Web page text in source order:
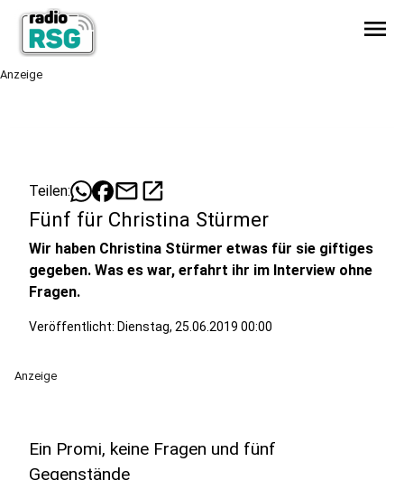
menu
Anzeige
Teilen: mailopen_in_new
Fünf für Christina Stürmer
Wir haben Christina Stürmer etwas für sie giftiges
gegeben. Was es war, erfahrt ihr im Interview ohne
Fragen.
Veröffentlicht: Dienstag, 25.06.2019 00:00
Anzeige
Ein Promi, keine Fragen und fünf
Gegenstände